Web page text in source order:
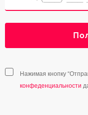
Нажимая кнопку
конфеденциальности